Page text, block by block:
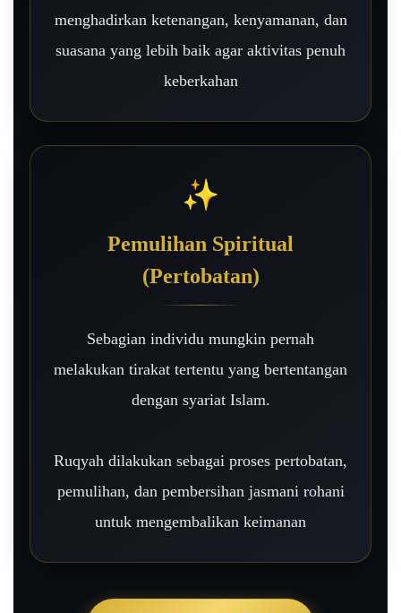
menghadirkan ketenangan, kenyamanan, dan
suasana yang lebih baik agar aktivitas penuh
keberkahan
✨
Pemulihan Spiritual
(Pertobatan)
Sebagian individu mungkin pernah
melakukan tirakat tertentu yang bertentangan
dengan syariat Islam.
Ruqyah dilakukan sebagai proses pertobatan,
pemulihan, dan pembersihan jasmani rohani
untuk mengembalikan keimanan